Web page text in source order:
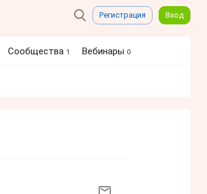
Регистрация Вход
Сообщества 1 Вебинары 0